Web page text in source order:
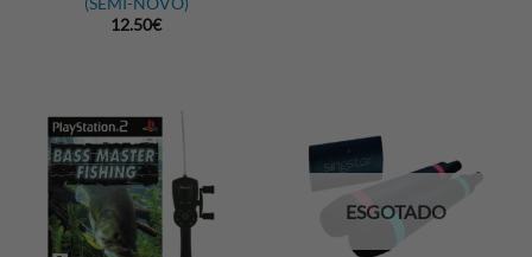
12.50€
ESGOTADO